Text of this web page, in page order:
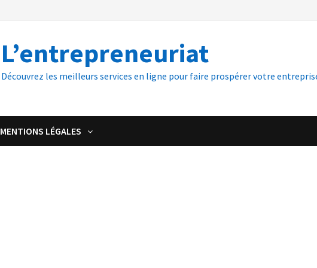
L’entrepreneuriat
Découvrez les meilleurs services en ligne pour faire prospérer votre
MENTIONS LÉGALES